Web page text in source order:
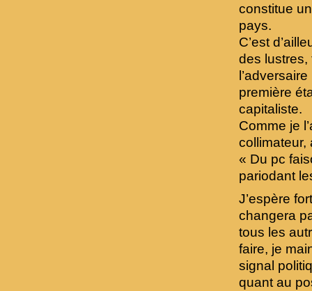
constitue
pays.
C’est
des lustres,
première
capitaliste.
Comme je
collimateur,
« Du pc
pariodant
J’espère
changera
tous les
faire, je
signal
quant au